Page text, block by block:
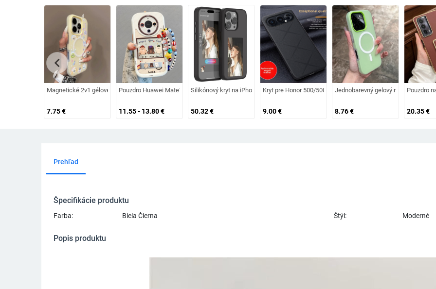
Magnetické 2v1 gélové puzdro pre iPhone 12–14 Pro Max a Pro modely, proti pádu, dizajn s kresleným zvieratkom, mäkký rám a pevný
7.75€
Pouzdro Huawei Mate70 s reťazkou – kompletný silikónový kryt s dizajnom medve na párty
11.55 - 13.80€
Silikónový kryt na iPhone s DIY úpravou obrázkov, ink-screen dizajn, proti pádu, horúco
50.32€
Kryt pre Honor 500/500Pro – proti pádu, textúra imitácie kože,
9.00€
Jednobarevný gelový magnetický
8.76€
Pouzdro
20.35€
chevron_left
Prehľad
Špecifikácie produktu
Farba: Biela Čierna Štýl: Moderné
Popis produktu